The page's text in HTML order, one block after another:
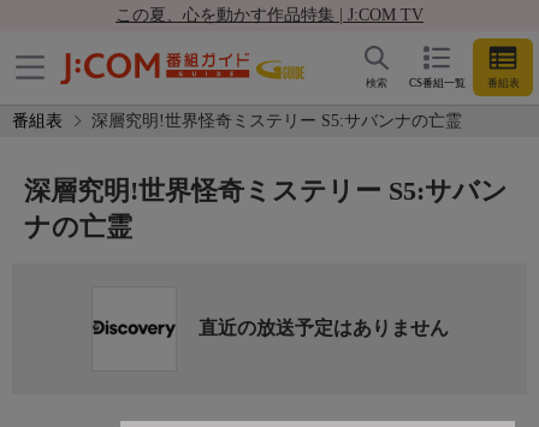
この夏、心を動かす作品特集 | J:COM TV
CS番組一覧 番組表
検索
番組表 深層究明!世界怪奇ミステリー S5:サバンナの亡霊
深層究明!世界怪奇ミステリー S5:サバン
ナの亡霊
直近の放送予定はありません